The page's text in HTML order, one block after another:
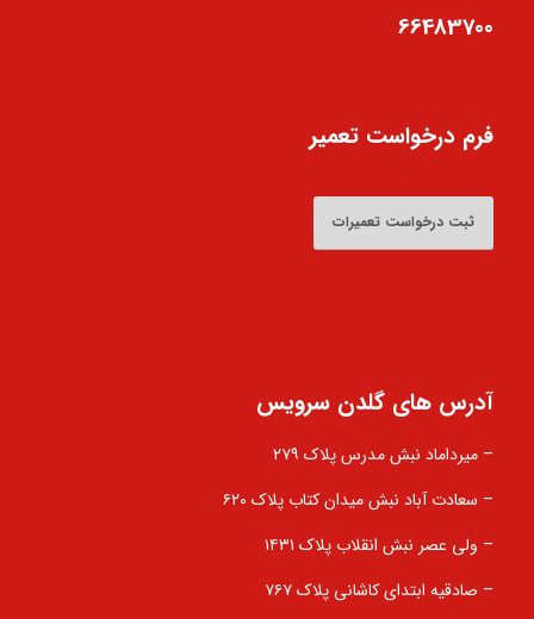
66483700
فرم درخواست تعمیر
ثبت درخواست تعمیرات
آدرس های گلدن سرویس
– میرداماد نبش مدرس پلاک ۲۷۹
– سعادت آباد نبش میدان کتاب پلاک ۶۲۰
– ولی عصر نبش انقلاب پلاک ۱۴۳۱
– صادقیه ابتدای کاشانی پلاک ۷۶۷